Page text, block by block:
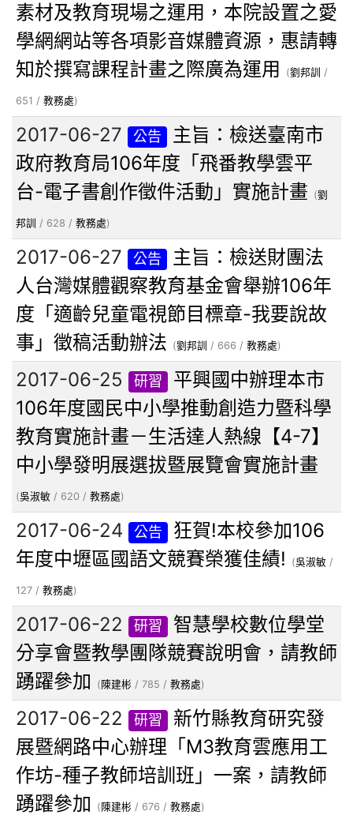
素材及教育現場之運用，本院設置之愛
學網網站等各項影音媒體資源，惠請轉
知於撰寫課程計畫之際廣為運用
(劉邦訓 /
651 / 教務處)
2017-06-27 公告
主旨：檢送臺南市
政府教育局106年度「飛番教學雲平
台-電子書創作徵件活動」實施計畫 (劉
邦訓 / 628 / 教務處)
2017-06-27 公告
主旨：檢送財團法
人台灣媒體觀察教育基金會舉辦106年
度「適齡兒童電視節目標章-我要說故
事」徵稿活動辦法 (劉邦訓 / 666 / 教務處)
2017-06-25 研習
平興國中辦理本市
106年度國民中小學推動創造力暨科學
教育實施計畫－生活達人熱線【4-7】
中小學發明展選拔暨展覽會實施計畫
(吳淑敏 / 620 / 教務處)
2017-06-24 公告
狂賀!本校參加106
年度中壢區國語文競賽榮獲佳績!
(吳淑敏 /
127 / 教務處)
2017-06-22 研習
智慧學校數位學堂
分享會暨教學團隊競賽說明會，請教師
踴躍參加
( 陳建彬 / 785 / 教務處)
2017-06-22 研習
新竹縣教育研究發
展暨網路中心辦理「M3教育雲應用工
作坊-種子教師培訓班」一案，請教師
踴躍參加
(陳建彬 / 676 / 教務處)